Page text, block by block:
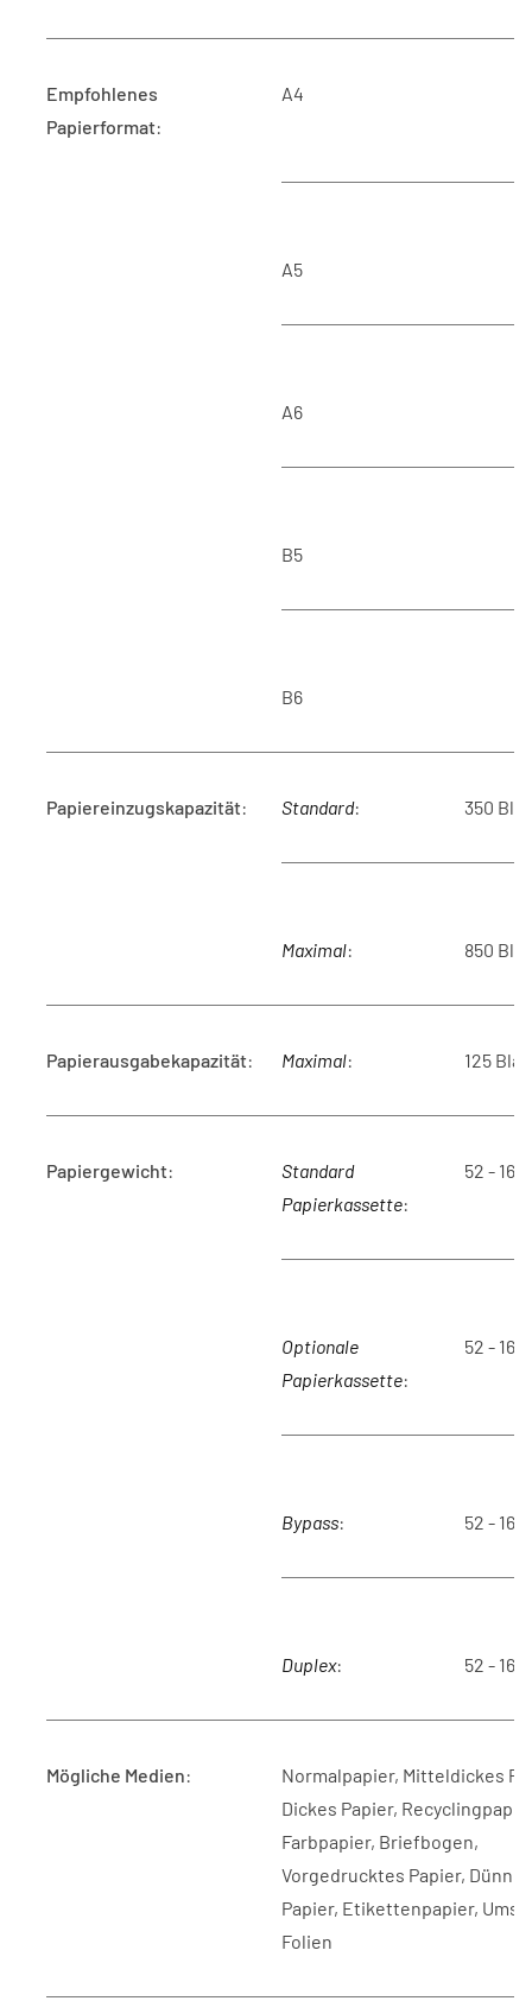
Empfohlenes
Papierformat:
A4
A5
A6
B5
B6
Papiereinzugskapazität: Standard: 350
Maximal: 850
Papierausgabekapazität: Maximal: 125
Papiergewicht:
Standard
Papierkassette:
52 - 162
Optionale
Papierkassette:
52 - 162
Bypass: 52 - 162
Duplex: 52 - 162
Mögliche Medien:
Normalpapier, Mitteldickes
Dickes Papier,
Farbpapier, Briefbogen,
Vorgedrucktes Papier, Dünnes
Papier, Etikettenpapier,
Folien